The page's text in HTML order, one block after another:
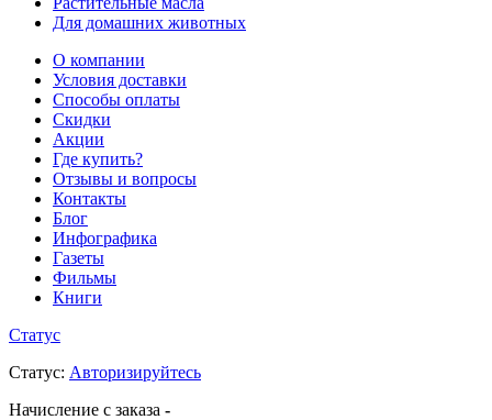
Для домашних животных
О компании
Условия доставки
Способы оплаты
Скидки
Акции
Где купить?
Отзывы и вопросы
Контакты
Блог
Инфографика
Газеты
Фильмы
Книги
Статус
Статус: Авторизируйтесь
Начисление с заказа -